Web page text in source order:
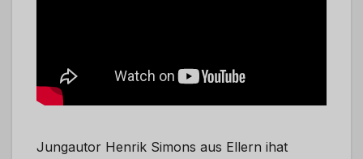
Jungautor Henrik Simons aus Ellern ihat